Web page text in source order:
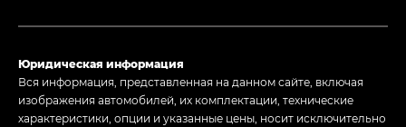
Юридическая информация
Вся информация, представленная на данном сайте, включая
изображения автомобилей, их комплектации, технические
характеристики, опции и указанные цены, носит исключительно